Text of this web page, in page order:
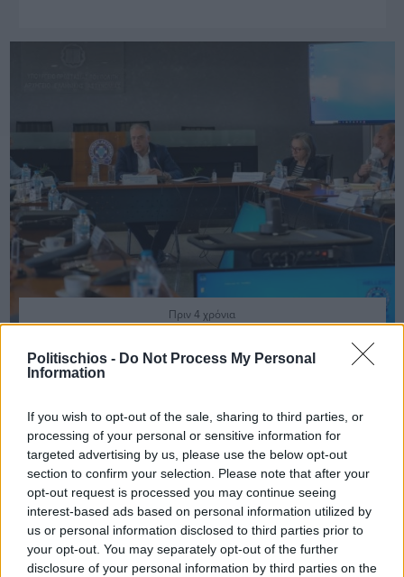
Politischios - Do Not Process My Personal
Information
If you wish to opt-out of the sale, sharing to third parties, or
processing of your personal or sensitive information for
targeted advertising by us, please use the below opt-out
section to confirm your selection. Please note that after your
opt-out request is processed you may continue seeing
interest-based ads based on personal information utilized by
us or personal information disclosed to third parties prior to
your opt-out. You may separately opt-out of the further
disclosure of your personal information by third parties on the
Πριν 4 χρόνια
Θεοδωρικάκος: «Παράλογος και απαράδεκτος ο φόρος
αίματος στην άσφαλτο»